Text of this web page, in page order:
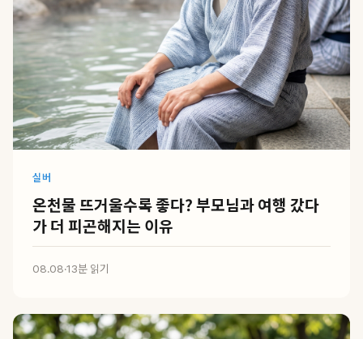
실버
온천물 뜨거울수록 좋다? 부모님과 여행 갔다
가 더 피곤해지는 이유
08.08·13분 읽기